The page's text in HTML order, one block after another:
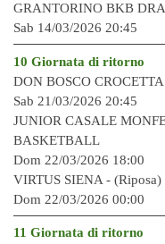
GRANTORINO BKB
Sab 14/03/2026 20:45
10 Giornata di ritorno
DON BOSCO
Sab 21/03/2026 20:45
JUNIOR CASALE
BASKETBALL
Dom 22/03/2026 18:00
VIRTUS SIENA - (Riposa)
Dom 22/03/2026 00:00
11 Giornata di ritorno